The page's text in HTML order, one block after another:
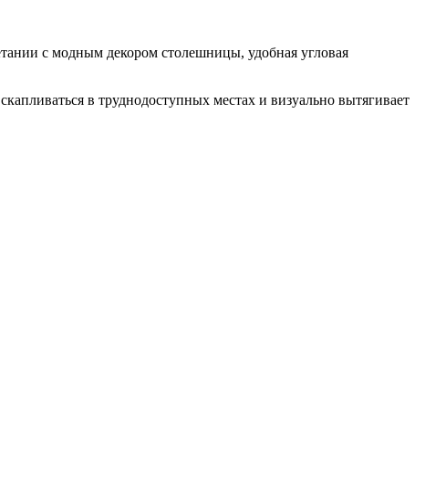
с модным декором столешницы, удобная угловая
в труднодоступных местах и визуально вытягивает